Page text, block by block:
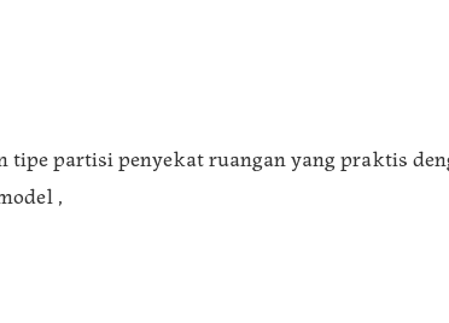
tipe partisi penyekat ruangan yang praktis
,